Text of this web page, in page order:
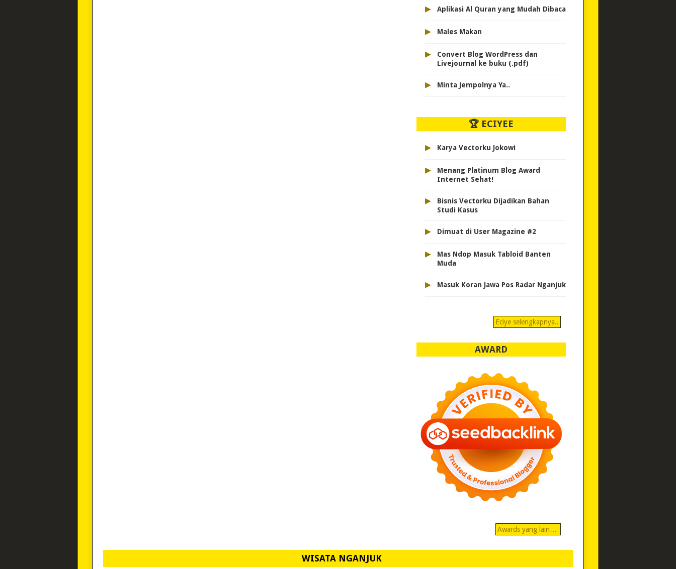
▸ Aplikasi Al Quran yang Mudah Dibaca
▸ Males Makan
▸
Convert Blog WordPress dan
Livejournal ke buku (.pdf)
▸ Minta Jempolnya Ya..
🏆 ECIYEE
▸ Karya Vectorku Jokowi
▸
Menang Platinum Blog Award
Internet Sehat!
▸
Bisnis Vectorku Dijadikan Bahan
Studi Kasus
▸ Dimuat di User Magazine #2
▸
Mas Ndop Masuk Tabloid Banten
Muda
▸ Masuk Koran Jawa Pos Radar Nganjuk
Eciye selengkapnya..
AWARD
Awards yang lain…
WISATA NGANJUK